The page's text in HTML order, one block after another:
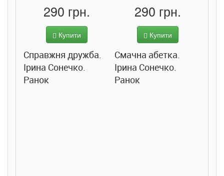
290 грн.
Купити
Справжня дружба.
Ірина Сонечко.
Ранок
290 грн.
Купити
Смачна абетка.
Ірина Сонечко.
Ранок